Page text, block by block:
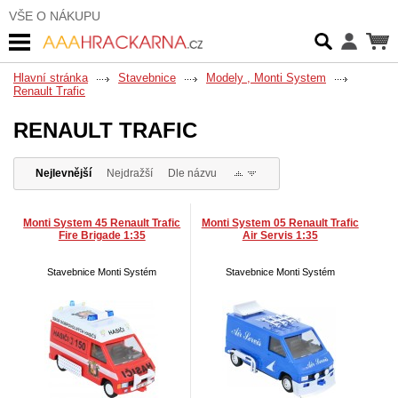
VŠE O NÁKUPU
Hlavní stránka Stavebnice
Modely , Monti System
Renault Trafic
RENAULT TRAFIC
Nejlevnější Nejdražší Dle názvu
Monti System 45 Renault Trafic
Fire Brigade 1:35
Stavebnice Monti Systém
Monti System 05 Renault Trafic
Air Servis 1:35
Stavebnice Monti Systém